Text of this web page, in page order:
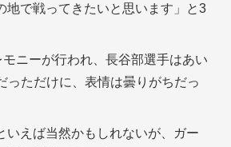
地で戦ってきたいと思います」と3
ニーが行われ、長谷部選手はあい
っただけに、表情は曇りがちだっ
いえば当然かもしれないが、ガー